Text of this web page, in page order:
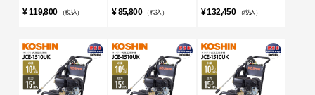
¥ 119,800（税込） ¥ 85,800（税込） ¥ 132,450（税込）